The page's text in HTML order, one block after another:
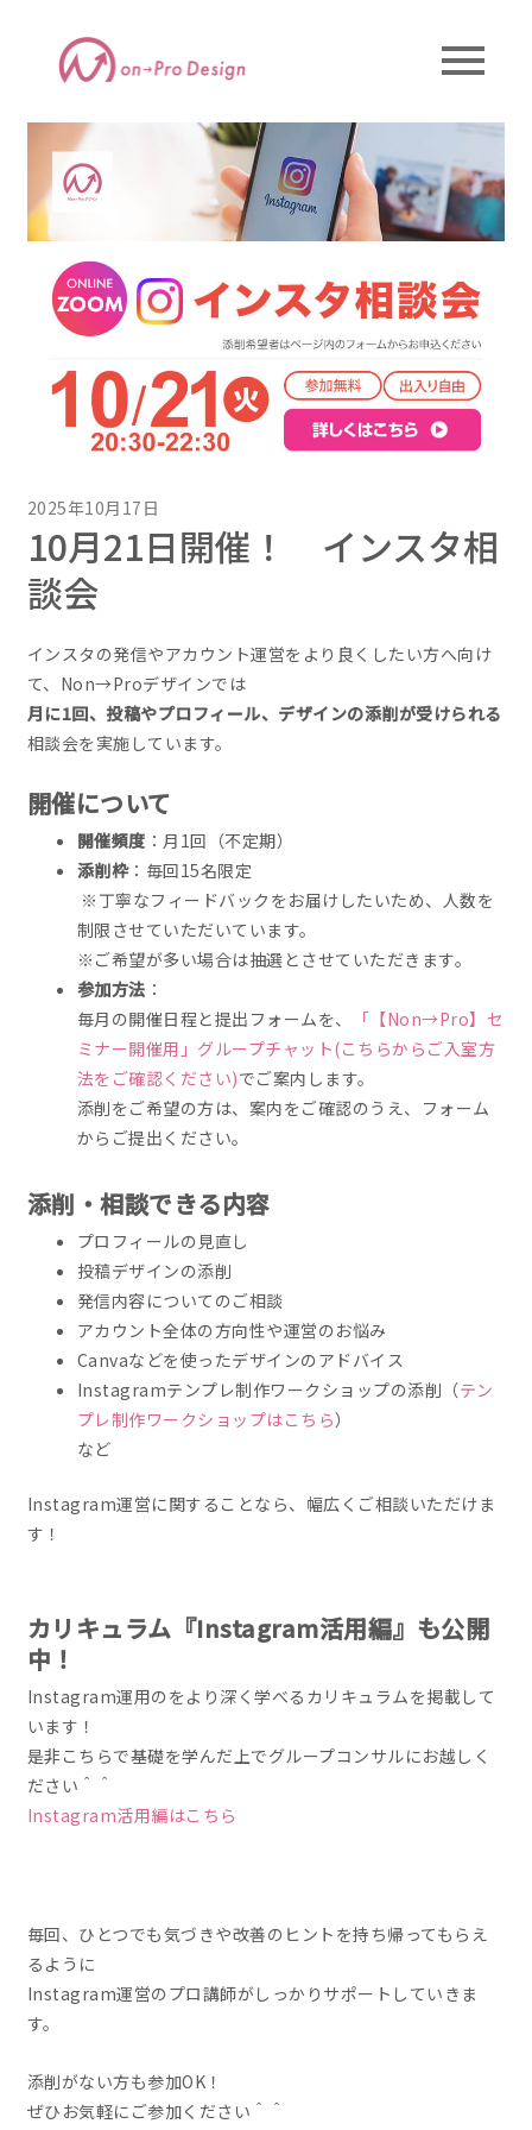
2025年10月17日
10月21日開催！ インスタ相
談会
インスタの発信やアカウント運営をより良くしたい方へ向け
て、Non→Proデザインでは
月に1回、投稿やプロフィール、デザインの添削が受けられる
相談会を実施しています。
開催について
開催頻度 ：月1回（不定期）
添削枠：毎回15名限定
※丁寧なフィードバックをお届けしたいため、人数を
制限させていただいています。
※ご希望が多い場合は抽選とさせていただきます。
参加方法 ：
毎月の開催日程と提出フォームを、
「【Non→Pro】セ
ミナー開催用」グループチャット(こちらからご入室方
法をご確認ください)でご案内します。
添削をご希望の方は、案内をご確認のうえ、フォーム
からご提出ください。
添削・相談できる内容
プロフィールの見直し
投稿デザインの添削
発信内容についてのご相談
アカウント全体の方向性や運営のお悩み
Canvaなどを使ったデザインのアドバイス
Instagramテンプレ制作ワークショップの添削（テン
プレ制作ワークショップはこちら）
など
Instagram運営に関することなら、幅広くご相談いただけま
す！
カリキュラム『Instagram活用編』も公開
中！
Instagram運用のをより深く学べるカリキュラムを掲載して
います！
是非こちらで基礎を学んだ上でグループコンサルにお越しく
ださい＾＾
Instagram活用編はこちら
毎回、ひとつでも気づきや改善のヒントを持ち帰ってもらえ
るように
Instagram運営のプロ講師がしっかりサポートしていきま
す。
添削がない方も参加OK！
ぜひお気軽にご参加ください＾＾